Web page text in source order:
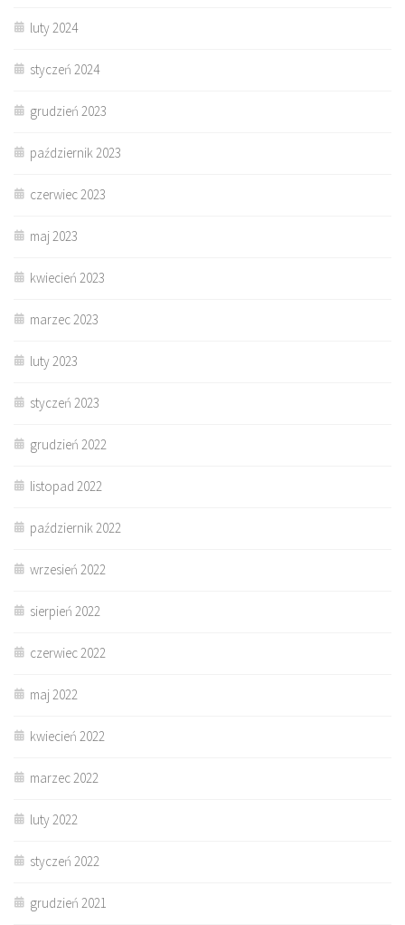
luty 2024
styczeń 2024
grudzień 2023
październik 2023
czerwiec 2023
maj 2023
kwiecień 2023
marzec 2023
luty 2023
styczeń 2023
grudzień 2022
listopad 2022
październik 2022
wrzesień 2022
sierpień 2022
czerwiec 2022
maj 2022
kwiecień 2022
marzec 2022
luty 2022
styczeń 2022
grudzień 2021